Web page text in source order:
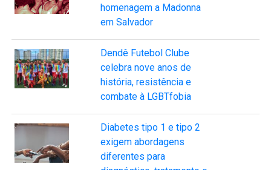
homenagem a Madonna
em Salvador
Dendê Futebol Clube
celebra nove anos de
história, resistência e
combate à LGBTfobia
Diabetes tipo 1 e tipo 2
exigem abordagens
diferentes para